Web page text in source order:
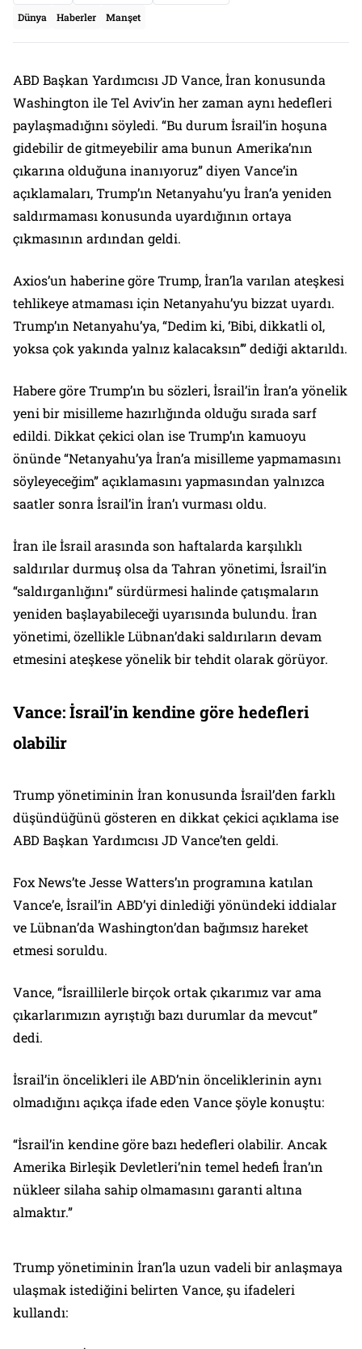
Dünya Haberler Manşet
ABD Başkan Yardımcısı JD Vance, İran konusunda
Washington ile Tel Aviv’in her zaman aynı hedefleri
paylaşmadığını söyledi. “Bu durum İsrail’in hoşuna
gidebilir de gitmeyebilir ama bunun Amerika’nın
çıkarına olduğuna inanıyoruz” diyen Vance’in
açıklamaları, Trump’ın Netanyahu’yu İran’a yeniden
saldırmaması konusunda uyardığının ortaya
çıkmasının ardından geldi.
Axios’un haberine göre Trump, İran’la varılan ateşkesi
tehlikeye atmaması için Netanyahu’yu bizzat uyardı.
Trump’ın Netanyahu’ya, “Dedim ki, ‘Bibi, dikkatli ol,
yoksa çok yakında yalnız kalacaksın’” dediği aktarıldı.
Habere göre Trump’ın bu sözleri, İsrail’in İran’a yönelik
yeni bir misilleme hazırlığında olduğu sırada sarf
edildi. Dikkat çekici olan ise Trump’ın kamuoyu
önünde “Netanyahu’ya İran’a misilleme yapmamasını
söyleyeceğim” açıklamasını yapmasından yalnızca
saatler sonra İsrail’in İran’ı vurması oldu.
İran ile İsrail arasında son haftalarda karşılıklı
saldırılar durmuş olsa da Tahran yönetimi, İsrail’in
“saldırganlığını” sürdürmesi halinde çatışmaların
yeniden başlayabileceği uyarısında bulundu. İran
yönetimi, özellikle Lübnan’daki saldırıların devam
etmesini ateşkese yönelik bir tehdit olarak görüyor.
Vance: İsrail’in kendine göre hedefleri
olabilir
Trump yönetiminin İran konusunda İsrail’den farklı
düşündüğünü gösteren en dikkat çekici açıklama ise
ABD Başkan Yardımcısı JD Vance’ten geldi.
Fox News’te Jesse Watters’ın programına katılan
Vance’e, İsrail’in ABD’yi dinlediği yönündeki iddialar
ve Lübnan’da Washington’dan bağımsız hareket
etmesi soruldu.
Vance, “İsraillilerle birçok ortak çıkarımız var ama
çıkarlarımızın ayrıştığı bazı durumlar da mevcut”
dedi.
İsrail’in öncelikleri ile ABD’nin önceliklerinin aynı
olmadığını açıkça ifade eden Vance şöyle konuştu:
“İsrail’in kendine göre bazı hedefleri olabilir. Ancak
Amerika Birleşik Devletleri’nin temel hedefi İran’ın
nükleer silaha sahip olmamasını garanti altına
almaktır.”
Trump yönetiminin İran’la uzun vadeli bir anlaşmaya
ulaşmak istediğini belirten Vance, şu ifadeleri
kullandı: